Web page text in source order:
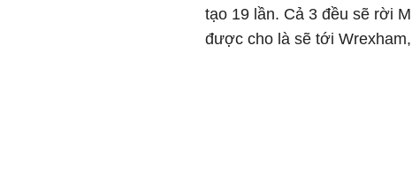
tạo 19 lần. Cả 3 đều sẽ rời
được cho là sẽ tới